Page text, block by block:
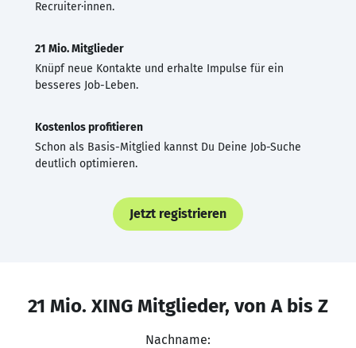
Recruiter·innen.
21 Mio. Mitglieder
Knüpf neue Kontakte und erhalte Impulse für ein
besseres Job-Leben.
Kostenlos profitieren
Schon als Basis-Mitglied kannst Du Deine Job-Suche
deutlich optimieren.
Jetzt registrieren
21 Mio. XING Mitglieder, von A bis Z
Nachname: